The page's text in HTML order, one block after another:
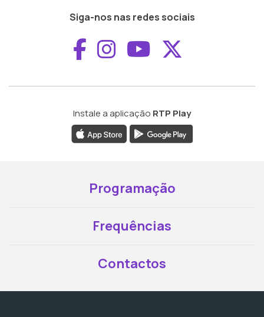
Siga-nos nas redes sociais
Aceder ao
Aceder ao
Aceder ao
Instale a aplicação RTP Play
Programação
Frequências
Contactos